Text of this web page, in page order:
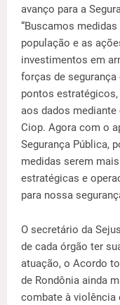
avanço para a
“Buscamos
população e as
investimentos em
forças de
pontos
aos dados mediante
Ciop. Agora com o
Segurança Pública,
medidas serem
estratégicas e
para nossa
O secretário da
de cada órgão ter
atuação, o Acordo
de Rondônia ainda
combate à violência